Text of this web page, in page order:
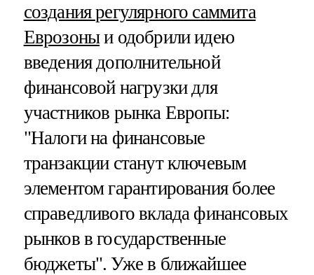
создания регулярного саммита
Еврозоныи одобрили идею
введения дополнительной
финансовой нагрузки для
участников рынка Европы:
"Налоги на финансовые
транзакции станут ключевым
элементом гарантирования более
справедливого вклада финансовых
рынков в государственные
бюджеты". Уже в ближайшее